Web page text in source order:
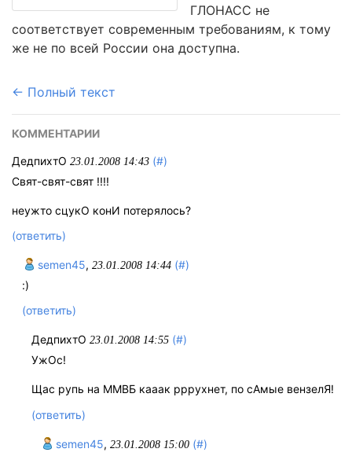
ГЛОНАСС не
соответствует современным требованиям, к тому
же не по всей России она доступна.
← Полный текст
КОММЕНТАРИИ
ДедпихтО 23.01.2008 14:43 (#)
Свят-свят-свят !!!!
неужто сцукО конИ потерялось?
(ответить)
semen45, 23.01.2008 14:44 (#)
:)
(ответить)
ДедпихтО 23.01.2008 14:55 (#)
УжOс!
Щас рупь на ММВБ кааак рррухнет, по сАмые вензелЯ!
(ответить)
semen45,23.01.2008 15:00 (#)